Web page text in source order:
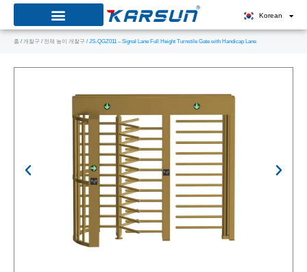
텐
Korean
홈 / 개찰구 / 전체 높이 개찰구 / JS-QGZ011 – Signal Lane Full Height Turnstile Gate with Handicap Lane